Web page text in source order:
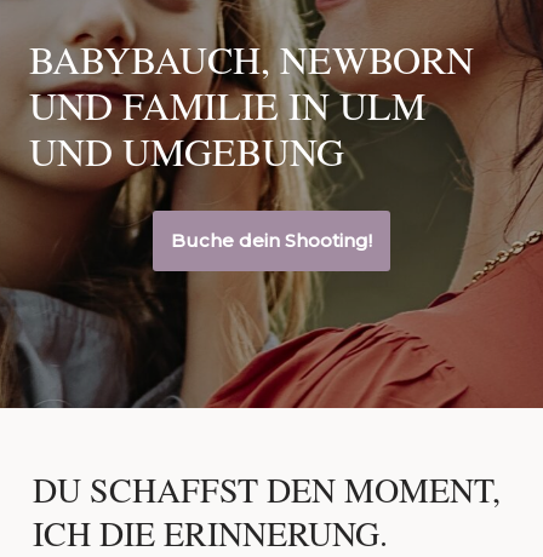
BABYBAUCH, NEWBORN
UND FAMILIE IN ULM
UND UMGEBUNG
Buche dein Shooting!
DU SCHAFFST DEN MOMENT,
ICH DIE ERINNERUNG.